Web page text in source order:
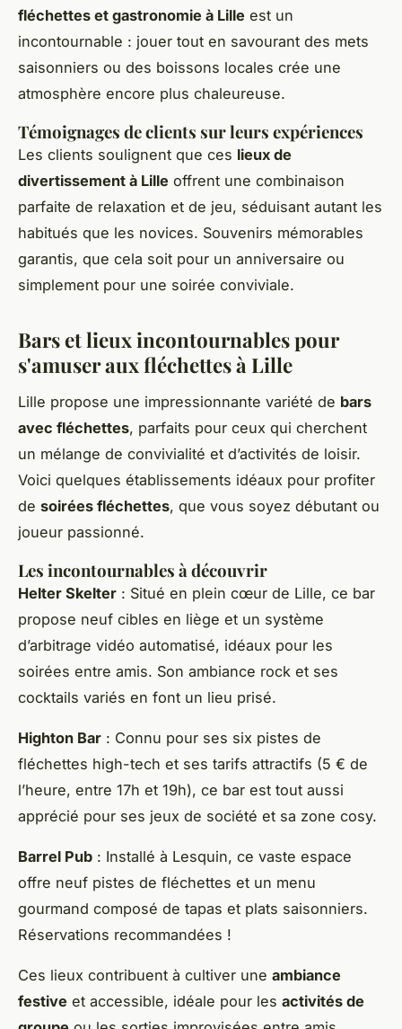
fléchettes et gastronomie à Lille est un
incontournable : jouer tout en savourant des mets
saisonniers ou des boissons locales crée une
atmosphère encore plus chaleureuse.
Témoignages de clients sur leurs expériences
Les clients soulignent que ces lieux de
divertissement à Lille offrent une combinaison
parfaite de relaxation et de jeu, séduisant autant les
habitués que les novices. Souvenirs mémorables
garantis, que cela soit pour un anniversaire ou
simplement pour une soirée conviviale.
Bars et lieux incontournables pour
s'amuser aux fléchettes à Lille
Lille propose une impressionnante variété de bars
avec fléchettes, parfaits pour ceux qui cherchent
un mélange de convivialité et d’activités de loisir.
Voici quelques établissements idéaux pour profiter
de soirées fléchettes, que vous soyez débutant ou
joueur passionné.
Les incontournables à découvrir
Helter Skelter : Situé en plein cœur de Lille, ce bar
propose neuf cibles en liège et un système
d’arbitrage vidéo automatisé, idéaux pour les
soirées entre amis. Son ambiance rock et ses
cocktails variés en font un lieu prisé.
Highton Bar : Connu pour ses six pistes de
fléchettes high-tech et ses tarifs attractifs (5 € de
l’heure, entre 17h et 19h), ce bar est tout aussi
apprécié pour ses jeux de société et sa zone cosy.
Barrel Pub : Installé à Lesquin, ce vaste espace
offre neuf pistes de fléchettes et un menu
gourmand composé de tapas et plats saisonniers.
Réservations recommandées !
Ces lieux contribuent à cultiver une ambiance
festive et accessible, idéale pour les activités de